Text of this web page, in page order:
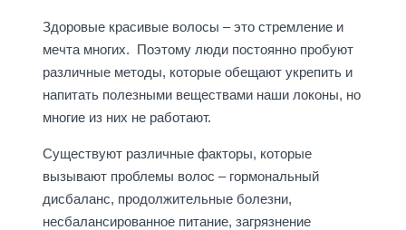
Здоровые красивые волосы – это стремление и
мечта многих. Поэтому люди постоянно пробуют
различные методы, которые обещают укрепить и
напитать полезными веществами наши локоны, но
многие из них не работают.
Существуют различные факторы, которые
вызывают проблемы волос – гормональный
дисбаланс, продолжительные болезни,
несбалансированное питание, загрязнение